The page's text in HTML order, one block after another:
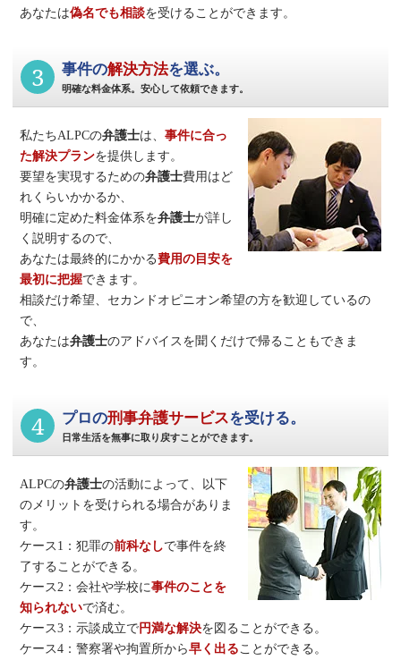
あなたは偽名でも相談を受けることができます。
3 事件の解決方法を選ぶ。
明確な料金体系。安心して依頼できます。
私たちALPCの弁護士は、事件に合っ
た解決プランを提供します。
要望を実現するための弁護士費用はど
れくらいかかるか、
明確に定めた料金体系を弁護士が詳し
く説明するので、
あなたは最終的にかかる費用の目安を
最初に把握できます。
相談だけ希望、セカンドオピニオン希望の方を歓迎しているの
で、
あなたは弁護士のアドバイスを聞くだけで帰ることもできま
す。
4 プロの刑事弁護サービスを受ける。
日常生活を無事に取り戻すことができます。
ALPCの弁護士の活動によって、以下
のメリットを受けられる場合がありま
す。
ケース1：犯罪の前科なしで事件を終
了することができる。
ケース2：会社や学校に事件のことを
知られないで済む。
ケース3：示談成立で円満な解決を図ることができる。
ケース4：警察署や拘置所から早く出ることができる。